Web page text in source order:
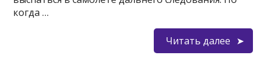
когда …
Читать далее